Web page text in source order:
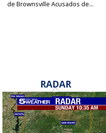
de Brownsville Acusados de...
RADAR